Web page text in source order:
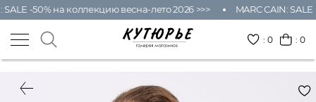
-50% на коллекцию весна-лето 2026 >>> MARC CAIN: SALE -
:0 : 0